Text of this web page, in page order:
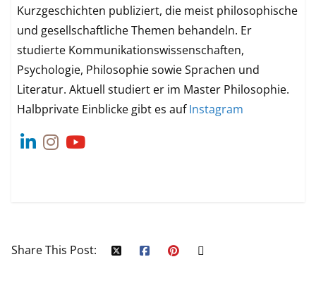
Kurzgeschichten publiziert, die meist philosophische
und gesellschaftliche Themen behandeln. Er
studierte Kommunikationswissenschaften,
Psychologie, Philosophie sowie Sprachen und
Literatur. Aktuell studiert er im Master Philosophie.
Halbprivate Einblicke gibt es aufInstagram
Share This Post: